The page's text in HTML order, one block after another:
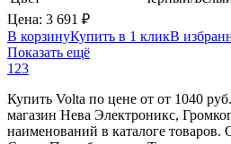
Цена: 3 691 ₽
В корзинуКупить в 1 кликВ
Показать ещё
1 23
Купить Volta по цене от от 1040
магазин Нева Электроникс,
наименований в каталоге товаров.